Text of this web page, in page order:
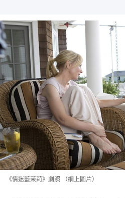
《情迷藍茉莉》劇照 （網上圖片）